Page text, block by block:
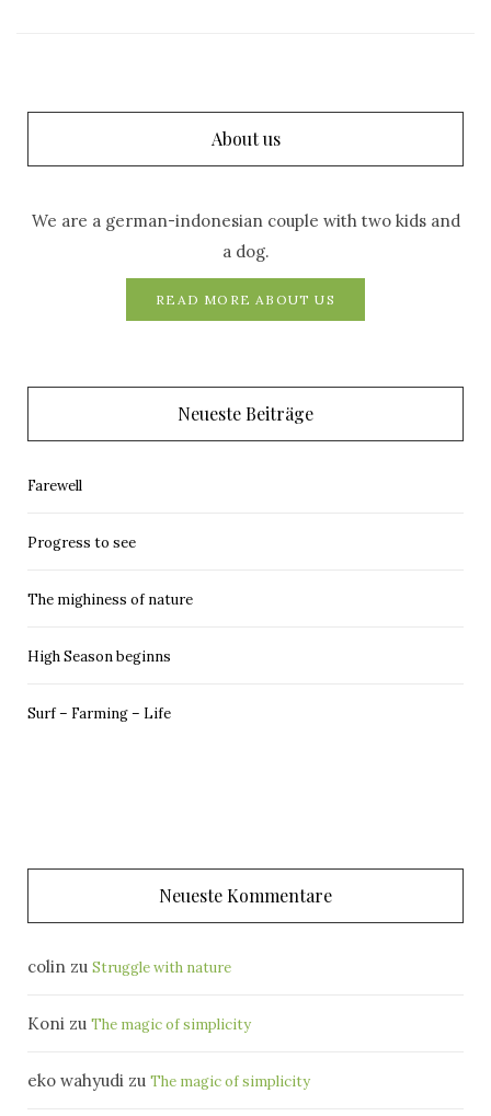
About us
We are a german-indonesian couple with two kids and
a dog.
READ MORE ABOUT US
Neueste Beiträge
Farewell
Progress to see
The mighiness of nature
High Season beginns
Surf – Farming – Life
Neueste Kommentare
colin zu Struggle with nature
Koni zu The magic of simplicity
eko wahyudi zu The magic of simplicity